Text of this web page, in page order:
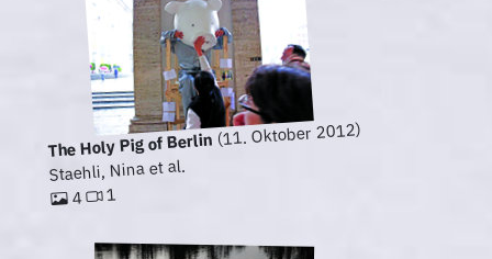
The Holy Pig of Berlin(11. Oktober 2012)
Staehli, Nina et al.
4 1